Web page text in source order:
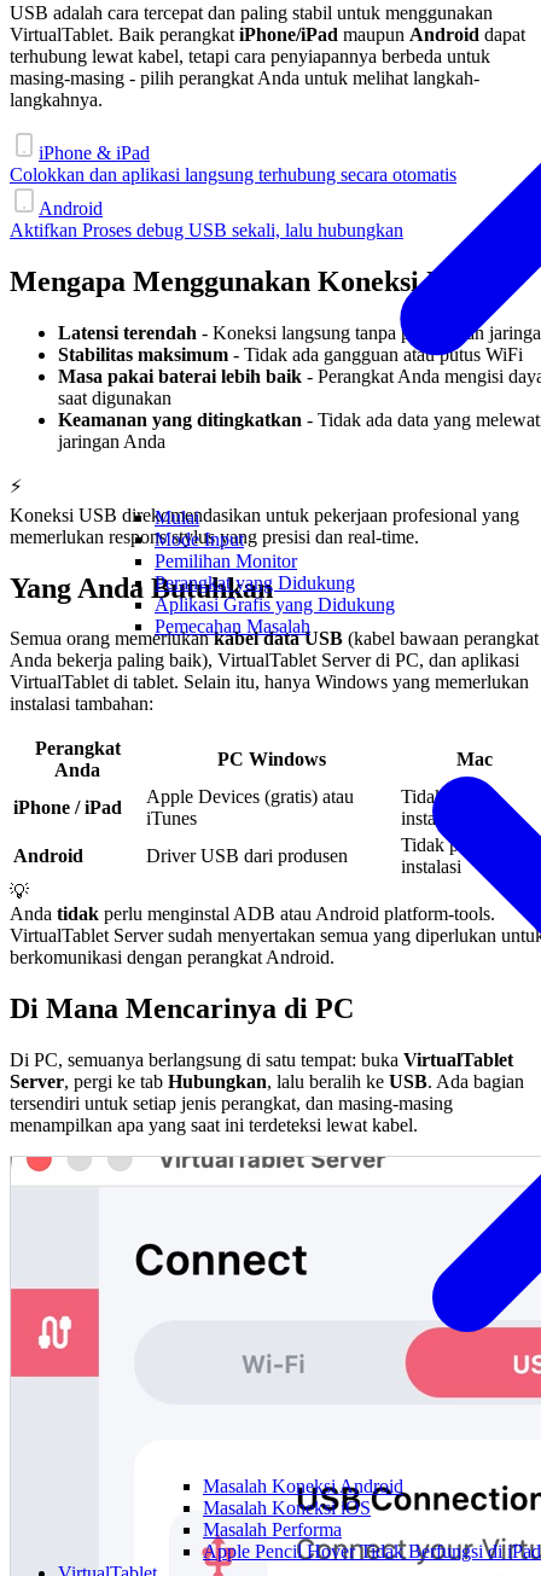
Mulai
Mode Input
Pemilihan Monitor
Perangkat yang Didukung
Aplikasi Grafis yang Didukung
Pemecahan Masalah
Masalah Koneksi Android
Masalah Koneksi iOS
Masalah Performa
Apple Pencil Hover Tidak Berfungsi di iPad
USB adalah cara tercepat dan paling stabil untuk menggunakan
VirtualTablet. Baik perangkat iPhone/iPad maupun Android dapat
terhubung lewat kabel, tetapi cara penyiapannya berbeda untuk
masing-masing - pilih perangkat Anda untuk melihat langkah-
langkahnya.
iPhone & iPad
Colokkan dan aplikasi langsung terhubung secara otomatis
Android
Aktifkan Proses debug USB sekali, lalu hubungkan
Mengapa Menggunakan Koneksi USB?
Latensi terendah - Koneksi langsung tanpa penundaan
Stabilitas maksimum - Tidak ada gangguan atau putus WiFi
Masa pakai baterai lebih baik - Perangkat Anda mengisi
saat digunakan
Keamanan yang ditingkatkan - Tidak ada data yang
jaringan Anda
⚡
Koneksi USB direkomendasikan untuk pekerjaan profesional yang
memerlukan respons stylus yang presisi dan real-time.
Yang Anda Butuhkan
Semua orang memerlukankabel data USB (kabel bawaan perangkat
Anda bekerja paling baik), VirtualTablet Server di PC, dan aplikasi
VirtualTablet di tablet. Selain itu, hanya Windows yang memerlukan
instalasi tambahan:
Perangkat
Anda
PC Windows Mac
iPhone / iPad
Apple Devices (gratis) atau
iTunes
Tidak perlu
instalasi
Android
Driver USB dari produsen
Tidak perlu
instalasi
💡
Anda tidak perlu menginstal ADB atau Android platform-tools.
VirtualTablet Server sudah menyertakan semua yang diperlukan
berkomunikasi dengan perangkat Android.
Di Mana Mencarinya di PC
Di PC, semuanya berlangsung di satu tempat: buka VirtualTablet
Server, pergi ke tab Hubungkan, lalu beralih ke USB. Ada bagian
tersendiri untuk setiap jenis perangkat, dan masing-masing
menampilkan apa yang saat ini terdeteksi lewat kabel.